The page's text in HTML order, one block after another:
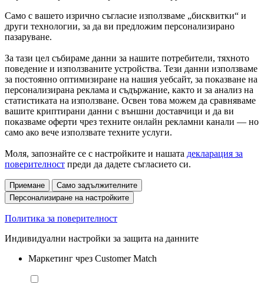
Само с вашето изрично съгласие използваме „бисквитки“ и
други технологии, за да ви предложим персонализирано
пазаруване.
За тази цел събираме данни за нашите потребители, тяхното
поведение и използваните устройства. Тези данни използваме
за постоянно оптимизиране на нашия уебсайт, за показване на
персонализирана реклама и съдържание, както и за анализ на
статистиката на използване. Освен това можем да сравняваме
вашите криптирани данни с външни доставчици и да ви
показваме оферти чрез техните онлайн рекламни канали — но
само ако вече използвате техните услуги.
Моля, запознайте се с настройките и нашата декларация за
поверителност преди да дадете съгласието си.
Приемане
Само задължителните
Персонализиране на настройките
Политика за поверителност
Индивидуални настройки за защита на данните
Маркетинг чрез Customer Match